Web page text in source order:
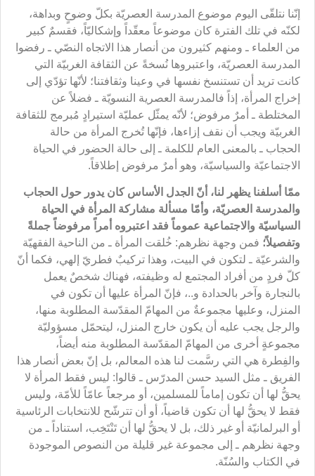
إنّنا نتلقّى اليوم موضوع المدرسة العصريّة بكلّ وضوحٍ وبداهة،
لكنّه في تلك الفترة كان موضوعاً معقّداً وإشكاليّاً، فقسمٌ كبير
من العلماء ـ ومنهم كثيرون من أنصار هذا الاتجاه النصّي ـ رفضوا
المدرسة العصريّة، واعتبروها نُسخةً عن الثقافة الغربيّة التي
كانت تريد أن تستنسخ نفسها في وعينا وثقافتنا؛ لأنّها تؤدّي إلى
إخراج المرأة، إذاً فالمدرسة العصرية النسويّة ـ فضلاً عن
المختلطة ـ أمرٌ مرفوض؛ لأنّه يمثّل عمليّة استيرادٍ مُبرمج للثقافة
الغربيّة ويجب أن نقف إزاءها، فإنّها تُخرج المرأة من حالة
الحجاب ـ بالمعنى العام للكلمة ـ إلى حالة الحضور في الحياة
الاجتماعيّة والسياسيّة، وهو أمرٌ مرفوض إطلاقاً.
ممّا أسلفنا يظهر لنا، أنّ الجدل الأساس كان يدور حول الحجاب
والمدرسة العصريّة، وأمّا مسألة مشاركة المرأة في الحياة
السياسيّة والاجتماعية عموماً فقد اعتبروه أمراً مرفوضاً جملةً
وتفصيلاً؛ فمن وجهة نظرهم: خُلقت المرأة ـ من الناحية الفقهيّة
والشرعيّة ـ لتكون في البيت، وهذا تركيبٌ فطريّ إلهي، فكما أنّ
كلّ فردٍ من أفراد المجتمع له وظيفته، فهناك شخصٌ يعمل
بالنجارة وآخر بالحدادة و..، فإنّ المرأة عليها أن تكون في
المنزل، وعليها مجموعةٌ من المهامّ المقدّسة المطلوبة منها،
والرجل يجب عليه أن يكون خارج المنزل، ليتحمّل مسؤوليّة
مجموعةٍ أخرى من المهامّ المقدّسة المطلوبة منه أيضاً،
والفِطرة هي التي رسَّمت لنا هذه المعالم، بل إنّ بعض أنصار هذا
الفريق ـ مثل السيد حسن المدرّس ـ قالوا: ليس فقط المرأة لا
يحقُّ لها أن تكون إماماً للمسلمين، أو مرجعاً عامّاً للأمّة، وليس
فقط لا يحقُّ لها أن تكون قاضياً، أو أن تترشّح للانتخابات الرئاسية
أو البرلمانيّة أو غير ذلك، بل لا يحقُّ لها أن تَنْتَخِب، استناداً ـ من
وجهة نظرهم ـ إلى مجموعة غير قليلة من النصوص الموجودة
في الكتاب والسُنّة.